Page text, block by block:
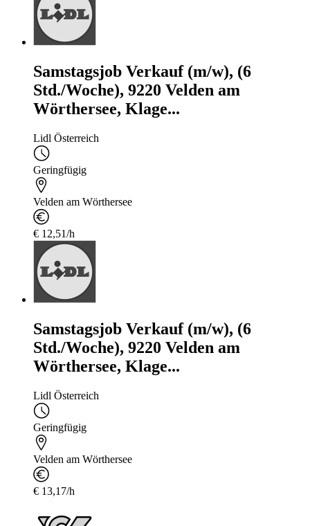
Samstagsjob Verkauf (m/w), (6
Std./Woche), 9220 Velden am
Wörthersee, Klage...
Lidl Österreich
Geringfügig
Velden am Wörthersee
€ 12,51/h
Samstagsjob Verkauf (m/w), (6
Std./Woche), 9220 Velden am
Wörthersee, Klage...
Lidl Österreich
Geringfügig
Velden am Wörthersee
€ 13,17/h